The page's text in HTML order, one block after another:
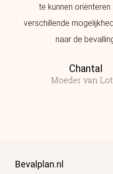
te kunnen oriënteren
verschillende
naar de
Chantal
Moeder van
Bevalplan.nl